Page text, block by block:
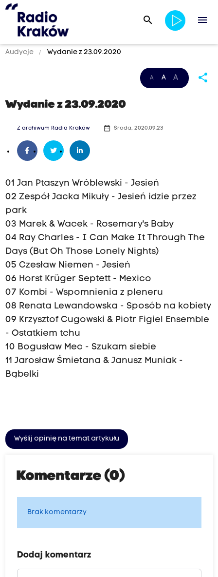
search menu
Audycje Wydanie z 23.09.2020
A A A share
Wydanie z 23.09.2020
Z archiwum Radia Kraków date_range Środa, 2020.09.23
01 Jan Ptaszyn Wróblewski - Jesień
02 Zespół Jacka Mikuły - Jesień idzie przez
park
03 Marek & Wacek - Rosemary's Baby
04 Ray Charles - I Can Make It Through The
Days (But Oh Those Lonely Nights)
05 Czesław Niemen - Jesień
06 Horst Krüger Septett - Mexico
07 Kombi - Wspomnienia z pleneru
08 Renata Lewandowska - Sposób na kobiety
09 Krzysztof Cugowski & Piotr Figiel Ensemble
- Ostatkiem tchu
10 Bogusław Mec - Szukam siebie
11 Jarosław Śmietana & Janusz Muniak -
Bąbelki
Wyślij opinię na temat artykułu
Komentarze (0)
Brak komentarzy
Dodaj komentarz